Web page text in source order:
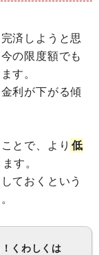
済しようと思
の限度額でも
す。
利が下がる傾
とで、より 低
す。
ておくという
くわしくは